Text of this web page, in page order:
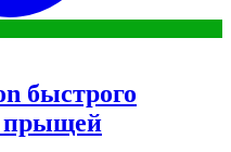
быстрого
прыщей